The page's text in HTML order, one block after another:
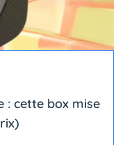
: cette box mise